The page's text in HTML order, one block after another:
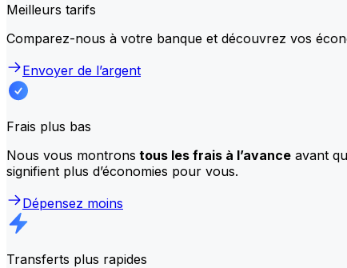
Meilleurs tarifs
Comparez-nous à votre banque et découvrez vos
Envoyer de l’argent
Frais plus bas
Nous vous montrons tous les frais à l’avance avant
signifient plus d’économies pour vous.
Dépensez moins
Transferts plus rapides